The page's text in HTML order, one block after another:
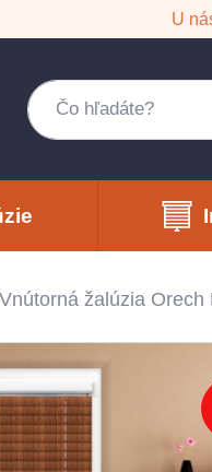
U
Vnútorná žalúzia